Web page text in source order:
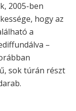
2005-ben
hogy az
a
–
sok túrán részt